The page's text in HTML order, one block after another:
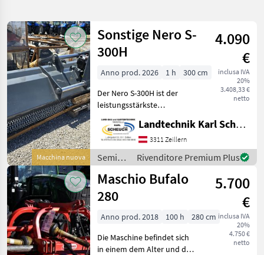
Macchina nuova
Sonstige Nero S-
300H
4.090
€
inclusa IVA
20%
3.408,33 €
netto
Anno prod. 2026 1 h
300 cm
Der Nero S-300H ist der
leistungsstärkste
Schlegelmulcher der Serie
und wurde für den
professionellen
Dauereinsatz entwickelt.
Mit 300 cm Arbeitsbreite,
hydraulische
Landtechnik Karl Scheuch
3311 Zeillern
Semina
e cura /
Sonstige
Rivenditore Premium Plus
Maschio Bufalo
280
5.700
€
inclusa IVA
20%
4.750 €
netto
Anno prod. 2018 100 h
280 cm
Die Maschine befindet sich
in einem dem Alter und der